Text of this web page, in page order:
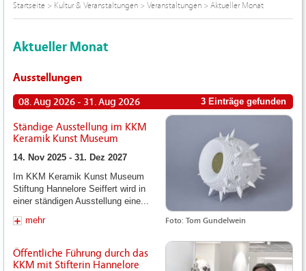
Startseite > Kultur & Veranstaltungen > Veranstaltungen > Aktueller Monat
Aktueller Monat
Ausstellungen
08. Aug 2026 - 31. Aug 2026 3 Einträge gefunden
Foto: Tom Gundelwein
Ständige Ausstellung im KKM
Keramik Kunst Museum
14. Nov 2025 - 31. Dez 2027
Im KKM Keramik Kunst Museum
Stiftung Hannelore Seiffert wird in
einer ständigen Ausstellung eine...
mehr
Öffentliche Führung durch das
KKM mit Stifterin Hannelore